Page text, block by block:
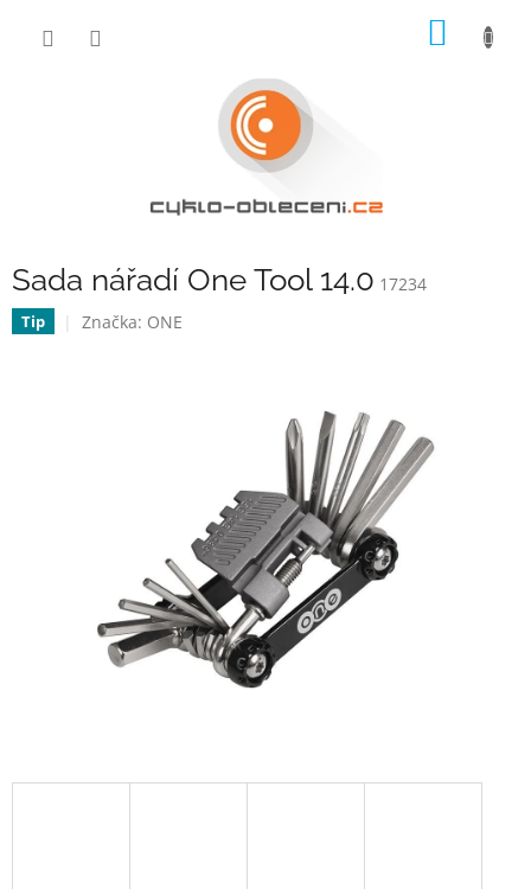
Sada nářadí One Tool 14.0 17234
Tip Značka: ONE